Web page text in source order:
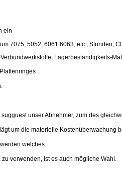
ein
7075, 5052, 6061.6063, etc., Stunden,
Lagerbeständigkeits-
unser Abnehmer, zum des
um die materielle Kostenüberwachung
welches.
verwenden, ist es auch mögliche Wahl.